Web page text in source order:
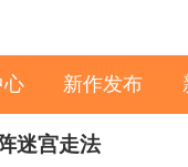
心 新作发布
迷宫走法